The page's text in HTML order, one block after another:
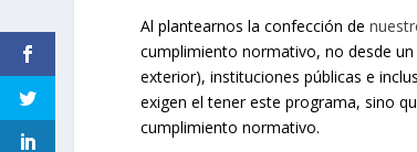
Al plantearnos la confección de
cumplimiento normativo, no desde
exterior), instituciones públicas e
exigen el tener este programa, sino
cumplimiento normativo.